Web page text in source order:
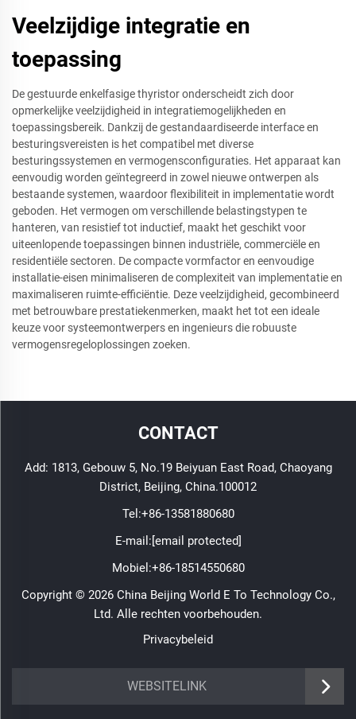
Veelzijdige integratie en
toepassing
De gestuurde enkelfasige thyristor onderscheidt zich door
opmerkelijke veelzijdigheid in integratiemogelijkheden en
toepassingsbereik. Dankzij de gestandaardiseerde interface en
besturingsvereisten is het compatibel met diverse
besturingssystemen en vermogensconfiguraties. Het apparaat kan
eenvoudig worden geïntegreerd in zowel nieuwe ontwerpen als
bestaande systemen, waardoor flexibiliteit in implementatie wordt
geboden. Het vermogen om verschillende belastingstypen te
hanteren, van resistief tot inductief, maakt het geschikt voor
uiteenlopende toepassingen binnen industriële, commerciële en
residentiële sectoren. De compacte vormfactor en eenvoudige
installatie-eisen minimaliseren de complexiteit van implementatie en
maximaliseren ruimte-efficiëntie. Deze veelzijdigheid, gecombineerd
met betrouwbare prestatiekenmerken, maakt het tot een ideale
keuze voor systeemontwerpers en ingenieurs die robuuste
vermogensregeloplossingen zoeken.
CONTACT
Add: 1813, Gebouw 5, No.19 Beiyuan East Road, Chaoyang
District, Beijing, China.100012
Tel:+86-13581880680
E-mail:[email protected]
Mobiel:+86-18514550680
Copyright © 2026 China Beijing World E To Technology Co.,
Ltd. Alle rechten voorbehouden.
Privacybeleid
WEBSITELINK